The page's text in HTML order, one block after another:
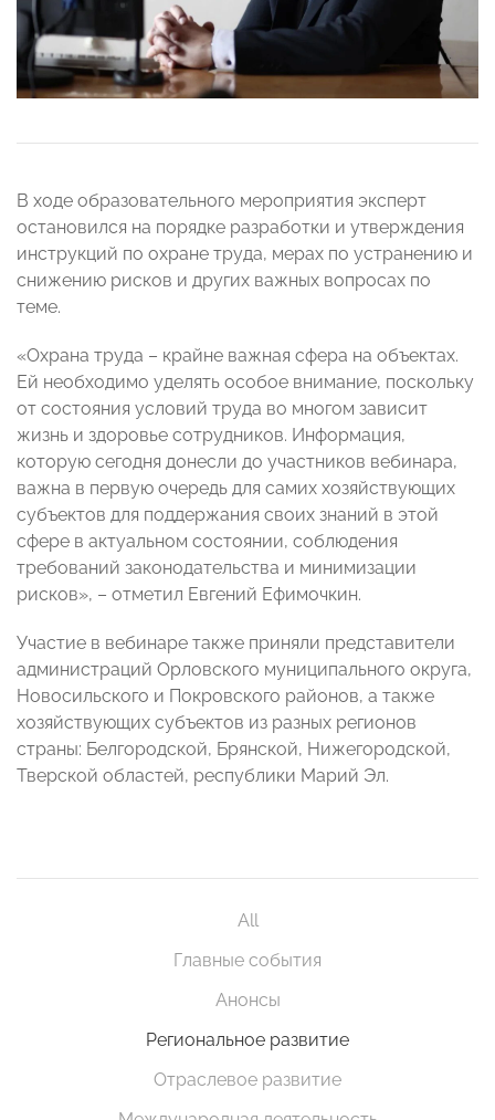
В ходе образовательного мероприятия эксперт
остановился на порядке разработки и утверждения
инструкций по охране труда, мерах по устранению и
снижению рисков и других важных вопросах по
теме.
«Охрана труда – крайне важная сфера на объектах.
Ей необходимо уделять особое внимание, поскольку
от состояния условий труда во многом зависит
жизнь и здоровье сотрудников. Информация,
которую сегодня донесли до участников вебинара,
важна в первую очередь для самих хозяйствующих
субъектов для поддержания своих знаний в этой
сфере в актуальном состоянии, соблюдения
требований законодательства и минимизации
рисков», – отметил Евгений Ефимочкин.
Участие в вебинаре также приняли представители
администраций Орловского муниципального округа,
Новосильского и Покровского районов, а также
хозяйствующих субъектов из разных регионов
страны: Белгородской, Брянской, Нижегородской,
Тверской областей, республики Марий Эл.
All
Главные события
Анонсы
Региональное развитие
Отраслевое развитие